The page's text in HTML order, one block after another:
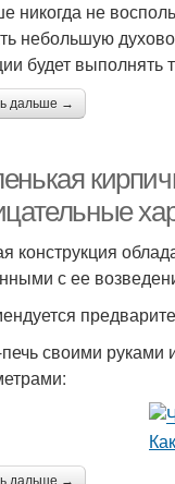
никогда не
небольшую
будет выполнять
дальше →
конструкция
с ее
своими руками
дальше →